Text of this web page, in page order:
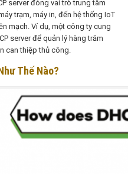
server đóng vai trò trung tâm
trạm, máy in, đến hệ thống IoT
mạch. Ví dụ, một công ty cung
server để quản lý hàng trăm
can thiệp thủ công.
Thế Nào?